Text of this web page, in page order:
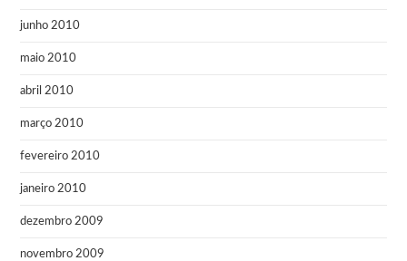
junho 2010
maio 2010
abril 2010
março 2010
fevereiro 2010
janeiro 2010
dezembro 2009
novembro 2009